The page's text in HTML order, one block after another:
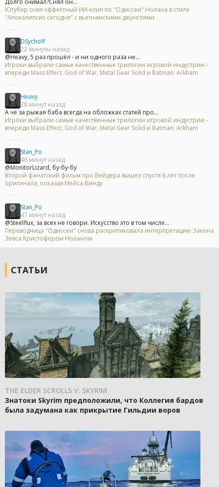
Долго снимал?Снял он...
Ютубер снял эффектный ИИ-клип по "Одиссеи" Нолана в стиле
"Апокалипсис сегодня" с вьетнамскими джунглями
DSychoff
22 минуты назад
@Heavy, 5 раз прошёл - и ни одного раза не...
Игроки выбрали самые качественные трилогии игровой индустрии –
впереди Mass Effect, God of War, Metal Gear Solid и Batman: Arkham
Heavy
28 минут назад
А чё за рыжая баба всегда на обложках статей про...
Игроки выбрали самые качественные трилогии игровой индустрии –
впереди Mass Effect, God of War, Metal Gear Solid и Batman: Arkham
Stan_Po
46 минут назад
@MonitorLizard, бу-бу-бу
Второй фанатский фильм про Вейдера вышел спустя 8 лет после
оригинала, показав Мейса Винду
Stan_Po
47 минут назад
@Steelflux, за всех не говори. Искусство это в том числе...
Переводчица "Одиссеи" снова раскритиковала интерпретацию Закона
Зевса Кристофером Ноланом
СТАТЬИ
THE ELDER SCROLLS V: SKYRIM
Знатоки Skyrim предположили, что Коллегия бардов
была задумана как прикрытие Гильдии воров